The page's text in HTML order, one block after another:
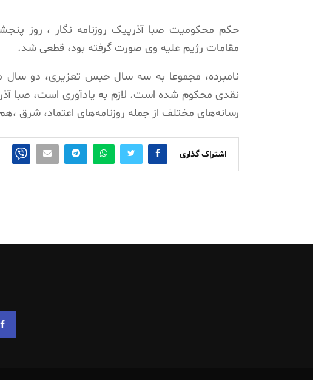
حکم محکومیت صبا آذرپیک روزنامه نگار ، روز پنجشنبه 13 اردیبهشت
مقامات رژیم علیه وی صورت گرفته بود، قطعی شد.
نامبرده، مجموعا به سه سال حبس تعزیری، دو
نقدی محکوم شده است. لازم به یادآوری است، صبا
رسانه‌های مختلف از جمله روزنامه‌های اعتماد، شرق
اشتراک گذاری